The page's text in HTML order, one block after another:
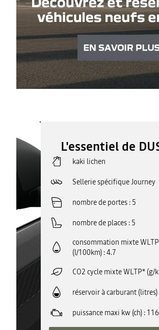
L'essentiel de
kaki lichen
Sellerie spécifique Journey
nombre de portes 5
nombre de places 5
consommation mixte
(l/100km) 4.7
CO2 cycle mixte WLTP* (g/
réservoir à carburant (litres)
puissance maxi kw (ch)